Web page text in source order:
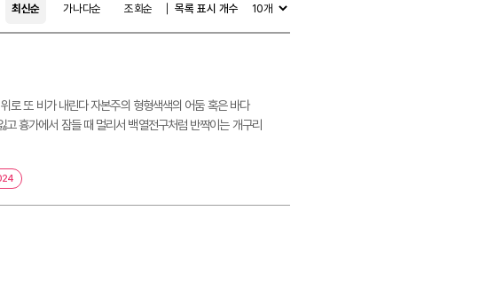
최신순 가나다순 조회순 목록 표시 개수
로 또 비가 내린다 자본주의 형형색색의 어둠 혹은 바다
흉가에서 잠들 때 멀리서 백열전구처럼 반짝이는 개구리